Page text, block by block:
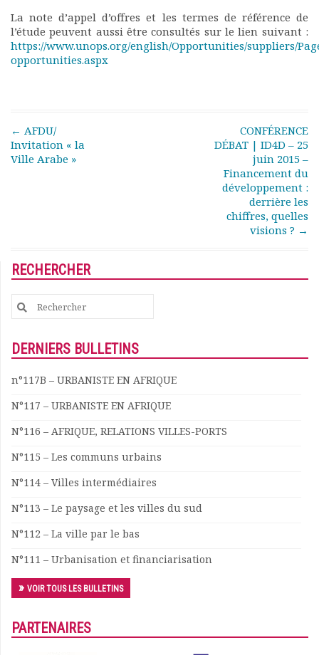
développement
Kiosk
Ressources
Journées d’études
Concours vidéo
Matinales
Annuaire
Offres d’emploi
Forum
Actualités
La note d’appel d’offres et les termes de référence de
l’étude peuvent aussi être consultés sur le lien suivant :
https://www.unops.org/english/Opportunities/suppliers/
opportunities.aspx
Post navigation
← AFDU/
Invitation « la
Ville Arabe »
CONFÉRENCE
DÉBAT | ID4D – 25
juin 2015 –
Financement du
développement :
derrière les
chiffres, quelles
visions ? →
RECHERCHER
Search
for:
DERNIERS BULLETINS
n°117B – URBANISTE EN AFRIQUE
N°117 – URBANISTE EN AFRIQUE
N°116 – AFRIQUE, RELATIONS VILLES-PORTS
N°115 – Les communs urbains
N°114 – Villes intermédiaires
N°113 – Le paysage et les villes du sud
N°112 – La ville par le bas
N°111 – Urbanisation et financiarisation
VOIR TOUS LES BULLETINS
PARTENAIRES